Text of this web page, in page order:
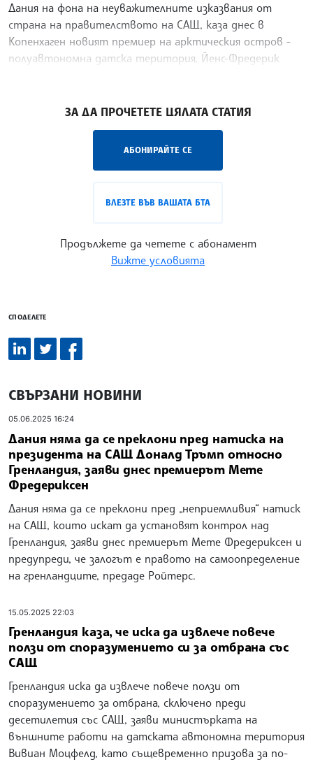
Дания на фона на неуважителните изказвания от
страна на правителството на САЩ, каза днес в
Копенхаген новият премиер на арктическия остров -
полуавтономна датска територия, Йенс-Фредерик
ЗА ДА ПРОЧЕТЕТЕ ЦЯЛАТА СТАТИЯ
АБОНИРАЙТЕ СЕ
ВЛЕЗТЕ ВЪВ ВАШАТА БТА
Продължете да четете с абонамент
Вижте условията
СПОДЕЛЕТЕ
СВЪРЗАНИ НОВИНИ
05.06.2025 16:24
Дания няма да се преклони пред натиска на
президента на САЩ Доналд Тръмп относно
Гренландия, заяви днес премиерът Мете
Фредериксен
Дания няма да се преклони пред „неприемливия“ натиск
на САЩ, които искат да установят контрол над
Гренландия, заяви днес премиерът Мете Фредериксен и
предупреди, че залогът е правото на самоопределение
на гренландците, предаде Ройтерс.
15.05.2025 22:03
Гренландия каза, че иска да извлече повече
ползи от споразумението си за отбрана със
САЩ
Гренландия иска да извлече повече ползи от
споразумението за отбрана, сключено преди
десетилетия със САЩ, заяви министърката на
външните работи на датската автономна територия
Вивиан Моцфелд, като същевременно призова за по-